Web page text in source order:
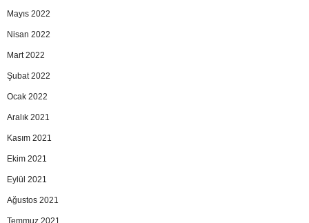
Mayıs 2022
Nisan 2022
Mart 2022
Şubat 2022
Ocak 2022
Aralık 2021
Kasım 2021
Ekim 2021
Eylül 2021
Ağustos 2021